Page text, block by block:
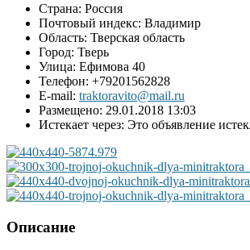
Страна: Россия
Почтовый индекс: Владимир
Область: Тверская область
Город: Тверь
Улица: Ефимова 40
Телефон: +79201562828
E-mail: traktoravito@mail.ru
Размещено: 29.01.2018 13:03
Истекает через: Это объявление
Описание